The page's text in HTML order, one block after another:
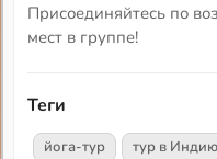
Присоединяйтесь по
мест в группе!
Теги
йога-тур тур в Индию